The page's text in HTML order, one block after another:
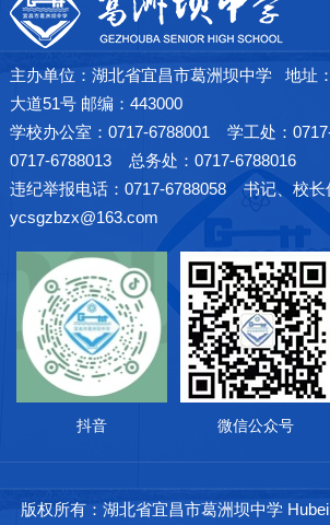
主办单位：湖北省宜昌市葛洲坝中学 地址
大道51号 邮编：443000
学校办公室：0717-6788001 学工处：
0717-6788013 总务处：0717-6788016
违纪举报电话：0717-6788058 书记、校长
ycsgzbzx@163.com
抖音 微信公众号
版权所有：湖北省宜昌市葛洲坝中学